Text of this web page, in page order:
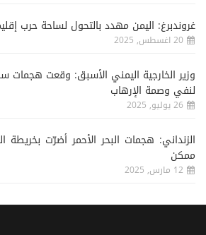
غروندبرغ: اليمن مهدد بالتحول لساحة حرب
20 اغسطس, 2025
وزير الخارجية اليمني الأسبق: وقعت هجمات
لنفي وصمة الإرهاب
26 يوليو, 2025
الزنداني: هجمات البحر الأحمر أضرّت بخريطة
ممكن
12 مارس, 2025